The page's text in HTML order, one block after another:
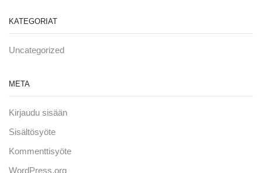
KATEGORIAT
Uncategorized
META
Kirjaudu sisään
Sisältösyöte
Kommenttisyöte
WordPress.org